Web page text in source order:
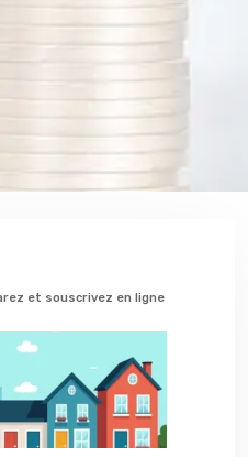
et souscrivez en ligne